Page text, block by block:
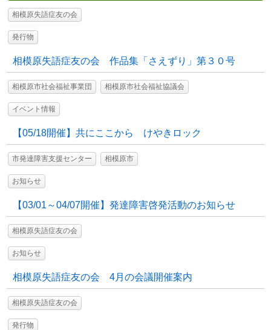
相模原失語症友の会
発行物
相模原失語症友の会 作品集「さえずり」第３０号
相模原市社会福祉事業団 相模原市社会福祉協議会
イベント情報
【05/18開催】共にここから けやきロック
市発達障害支援センター 相模原市
お知らせ
【03/01～04/07開催】発達障害啓発活動のお知らせ
相模原失語症友の会
お知らせ
相模原失語症友の会 4月の会議開催案内
相模原失語症友の会
発行物